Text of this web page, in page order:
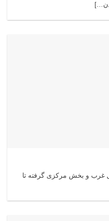
غرب و بخش مرکزی گرفته تا